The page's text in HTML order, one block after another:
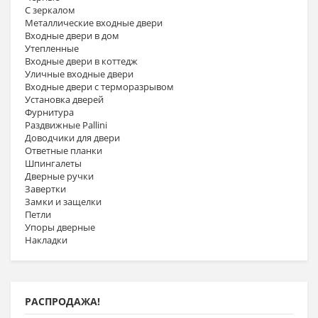
С зеркалом
Металлические входные двери
Входные двери в дом
Утепленные
Входные двери в коттедж
Уличные входные двери
Входные двери с терморазрывом
Установка дверей
Фурнитура
Раздвижные Pallini
Доводчики для двери
Ответные планки
Шпингалеты
Дверные ручки
Завертки
Замки и защелки
Петли
Упоры дверные
Накладки
РАСПРОДАЖА!